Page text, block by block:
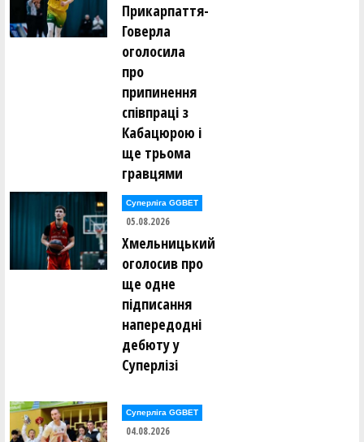
Прикарпаття-
Говерла
оголосила
про
припинення
співпраці з
Кабацюрою і
ще трьома
гравцями
Суперліга GGBET
05.08.2026
Хмельницький
оголосив про
ще одне
підписання
напередодні
дебюту у
Суперлізі
Суперліга GGBET
04.08.2026